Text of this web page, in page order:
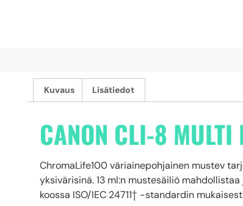
Kuvaus Lisätiedot
CANON CLI-8
ChromaLife100 väriainepohjainen mustev
yksivärisinä. 13 ml:n mustesäiliö
koossa ISO/IEC 24711† -standardin